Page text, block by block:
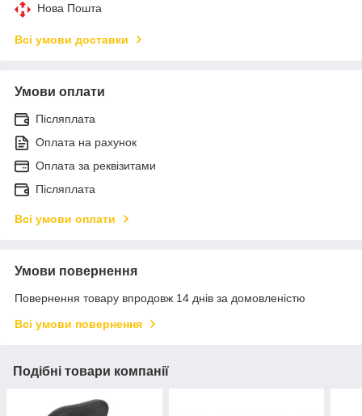
Нова Пошта
Всі умови доставки
Умови оплати
Післяплата
Оплата на рахунок
Оплата за реквізитами
Післяплата
Всі умови оплати
Умови повернення
Повернення товару впродовж 14 днів за домовленістю
Всі умови повернення
Подібні товари компанії